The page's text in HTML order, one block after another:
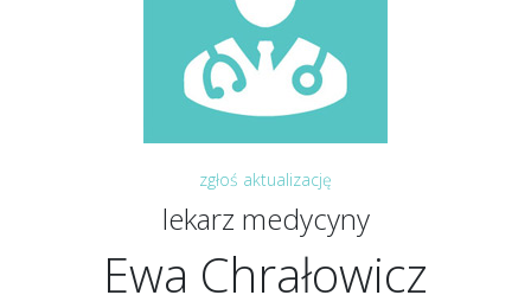
zgłoś aktualizację
lekarz medycyny
Ewa Chrałowicz